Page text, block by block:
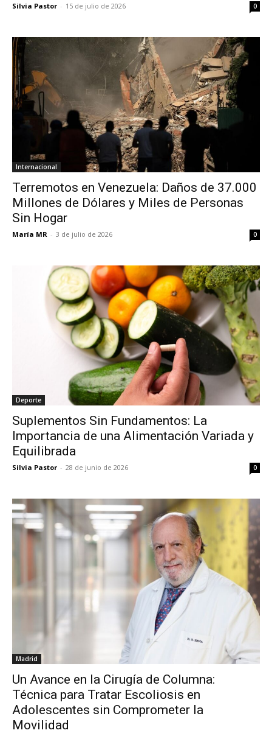
Silvia Pastor - 15 de julio de 2026 0
Internacional
Terremotos en Venezuela: Daños de 37.000
Millones de Dólares y Miles de Personas
Sin Hogar
María MR - 3 de julio de 2026 0
Deporte
Suplementos Sin Fundamentos: La
Importancia de una Alimentación Variada y
Equilibrada
Silvia Pastor - 28 de junio de 2026 0
Madrid
Un Avance en la Cirugía de Columna:
Técnica para Tratar Escoliosis en
Adolescentes sin Comprometer la
Movilidad